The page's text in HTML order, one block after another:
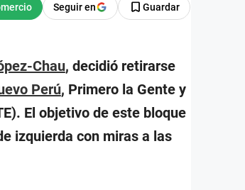
Seguir en Guardar
Chau, decidió retirarse
Perú, Primero la Gente y
El objetivo de este bloque
izquierda con miras a las